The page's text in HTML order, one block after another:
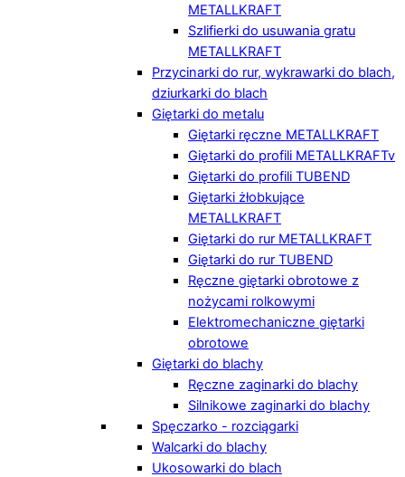
METALLKRAFT
Szlifierki do usuwania gratu
METALLKRAFT
Przycinarki do rur, wykrawarki do blach,
dziurkarki do blach
Giętarki do metalu
Giętarki ręczne METALLKRAFT
Giętarki do profili METALLKRAFTv
Giętarki do profili TUBEND
Giętarki żłobkujące
METALLKRAFT
Giętarki do rur METALLKRAFT
Giętarki do rur TUBEND
Ręczne giętarki obrotowe z
nożycami rolkowymi
Elektromechaniczne giętarki
obrotowe
Giętarki do blachy
Ręczne zaginarki do blachy
Silnikowe zaginarki do blachy
Spęczarko - rozciągarki
Walcarki do blachy
Ukosowarki do blach